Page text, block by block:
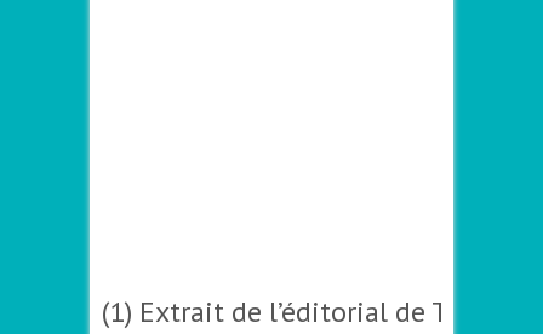
(1) Extrait de l’éditorial de TDA/H